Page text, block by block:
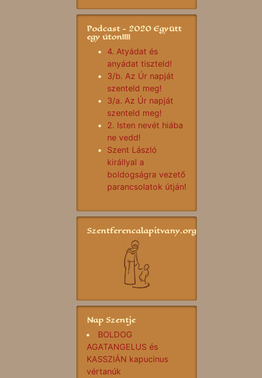
Podcast - 2020 Együtt
egy úton!!!!
4. Atyádat és
anyádat tiszteld!
3/b. Az Úr napját
szenteld meg!
3/a. Az Úr napját
szenteld meg!
2. Isten nevét hiába
ne vedd!
Szent László
királlyal a
boldogságra vezető
parancsolatok útján!
Szentferencalapitvany.org
Nap Szentje
BOLDOG
AGATANGELUS és
KASSZIÁN kapucinus
vértanúk